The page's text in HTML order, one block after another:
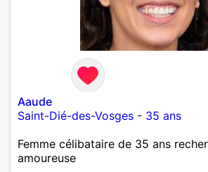
Aaude
Saint-Dié-des-Vosges - 35 ans
Femme célibataire de 35 ans
amoureuse